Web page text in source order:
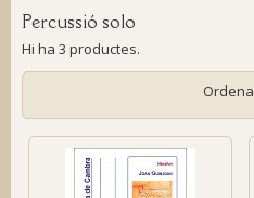
Percussió solo
Hi ha 3 productes.